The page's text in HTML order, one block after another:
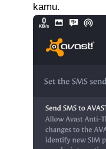
kamu.